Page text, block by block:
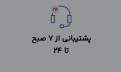
پشتیبانی از 7 صبح
تا 24